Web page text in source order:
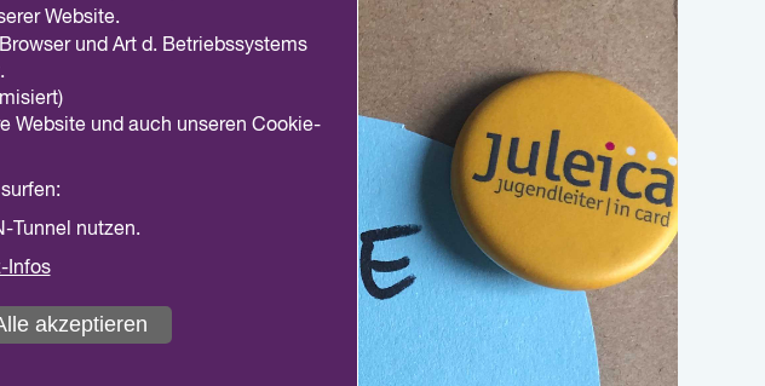
Website.
und Art d. Betriebssystems
Website und auch unseren Cookie-
Tunnel nutzen.
Infos
akzeptieren